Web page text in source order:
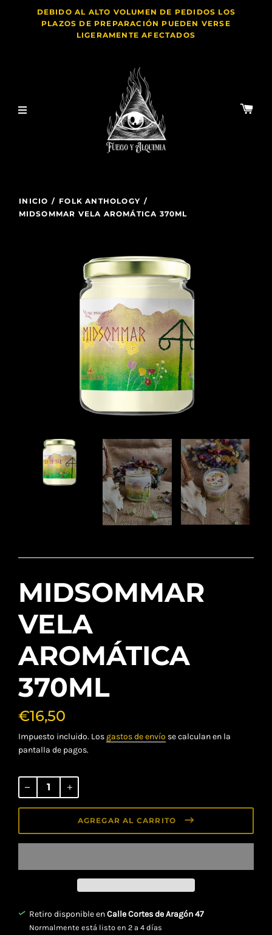
DEBIDO AL ALTO VOLUMEN DE PEDIDOS LOS
PLAZOS DE PREPARACIÓN PUEDEN VERSE
LIGERAMENTE AFECTADOS
INICIO / FOLK ANTHOLOGY /
MIDSOMMAR VELA AROMÁTICA 370ML
MIDSOMMAR
VELA
AROMÁTICA
370ML
€16,50
Impuesto incluido. Los gastos de envío se calculan en la
pantalla de pagos.
habitual
AGREGAR AL CARRITO
Retiro disponible enCalle Cortes de Aragón 47
Normalmente está listo en 2 a 4 días